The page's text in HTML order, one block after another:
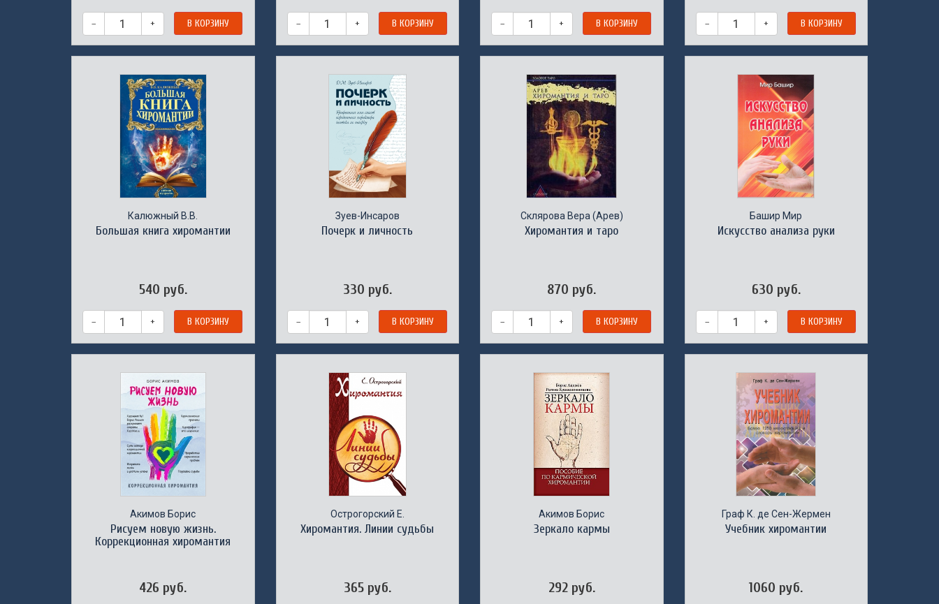
– + В КОРЗИНУ – + В КОРЗИНУ – + В КОРЗИНУ – + В КОРЗИНУ
Калюжный В.В.
Большая книга хиромантии
540 руб.
– + В КОРЗИНУ
Зуев-Инсаров
Почерк и личность
330 руб.
– + В КОРЗИНУ
Склярова Вера (Арев)
Хиромантия и таро
870 руб.
– + В КОРЗИНУ
Башир Мир
Искусство анализа руки
630 руб.
– + В КОРЗИНУ
Акимов Борис
Рисуем новую жизнь.
Коррекционная хиромантия
426 руб.
Острогорский Е.
Хиромантия. Линии судьбы
365 руб.
Акимов Борис
Зеркало кармы
292 руб.
Граф К. де Сен-Жермен
Учебник хиромантии
1060 руб.